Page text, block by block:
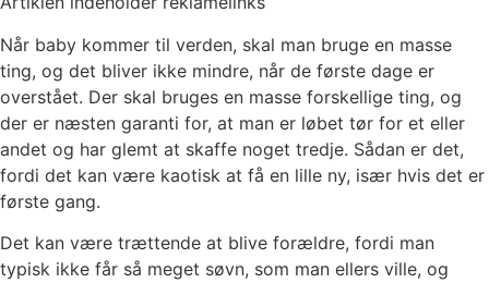
Når baby kommer til verden, skal man bruge en masse
ting, og det bliver ikke mindre, når de første dage er
overstået. Der skal bruges en masse forskellige ting, og
der er næsten garanti for, at man er løbet tør for et eller
andet og har glemt at skaffe noget tredje. Sådan er det,
fordi det kan være kaotisk at få en lille ny, især hvis det er
første gang.
Det kan være trættende at blive forældre, fordi man
typisk ikke får så meget søvn, som man ellers ville, og